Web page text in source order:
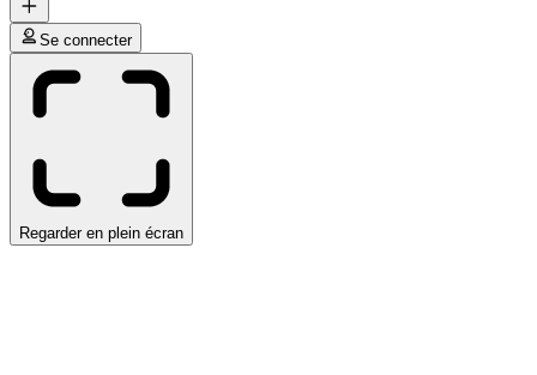
Se connecter
Regarder en plein écran